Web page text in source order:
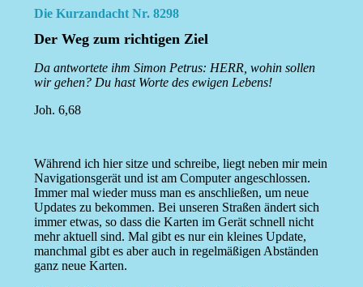
Die Kurzandacht Nr. 8298
Der Weg zum richtigen Ziel
Da antwortete ihm Simon Petrus: HERR, wohin sollen
wir gehen? Du hast Worte des ewigen Lebens!
Joh. 6,68
Während ich hier sitze und schreibe, liegt neben mir mein
Navigationsgerät und ist am Computer angeschlossen.
Immer mal wieder muss man es anschließen, um neue
Updates zu bekommen. Bei unseren Straßen ändert sich
immer etwas, so dass die Karten im Gerät schnell nicht
mehr aktuell sind. Mal gibt es nur ein kleines Update,
manchmal gibt es aber auch in regelmäßigen Abständen
ganz neue Karten.